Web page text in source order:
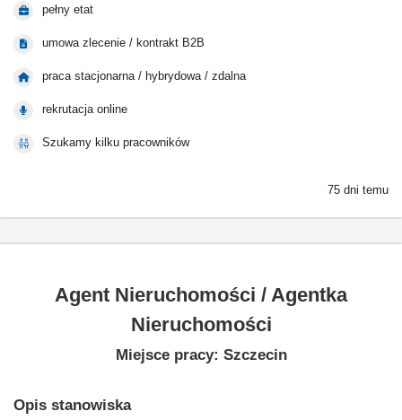
pełny etat
umowa zlecenie / kontrakt B2B
praca stacjonarna / hybrydowa / zdalna
rekrutacja online
Szukamy kilku pracowników
75 dni temu
Agent Nieruchomości / Agentka
Nieruchomości
Miejsce pracy: Szczecin
Opis stanowiska